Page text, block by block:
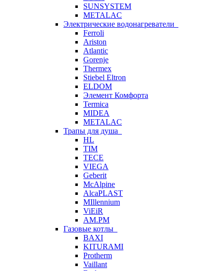
SUNSYSTEM
METALAC
Электрические водонагреватели
Ferroli
Ariston
Atlantic
Gorenje
Thermex
Stiebel Eltron
ELDOM
Элемент Комфорта
Termica
MIDEA
METALAC
Трапы для душа
HL
TIM
TECE
VIEGA
Geberit
McAlpine
AlcaPLAST
MIllennium
ViEiR
AM.PM
Газовые котлы
BAXI
KITURAMI
Protherm
Vaillant